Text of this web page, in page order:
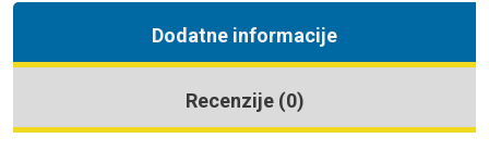
Dodatne informacije
Recenzije (0)